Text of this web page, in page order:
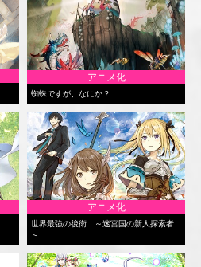
アニメ化
蜘蛛ですが、なにか？
アニメ化
世界最強の後衛 ～迷宮国の新人探索者
～